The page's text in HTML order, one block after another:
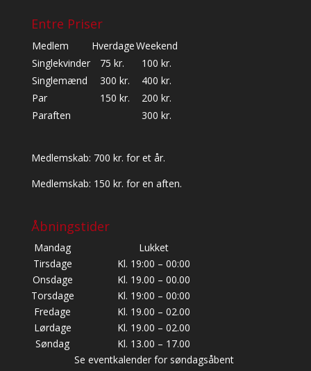
Entre Priser
Medlem HverdageWeekend
Singlekvinder
75 kr.
100 kr.
Singlemænd
300 kr.
400 kr.
Par
150 kr.
200 kr.
Paraften
300 kr.
Medlemskab: 700 kr. for et år.
Medlemskab: 150 kr. for en aften.
Åbningstider
Mandag
Lukket
Tirsdage
Kl. 19:00 – 00:00
Onsdage
Kl. 19.00 – 00.00
Torsdage
Kl. 19:00 – 00:00
Fredage
Kl. 19.00 – 02.00
Lørdage
Kl. 19.00 – 02.00
Søndag
Kl. 13.00 – 17.00
Se eventkalender for søndagsåbent